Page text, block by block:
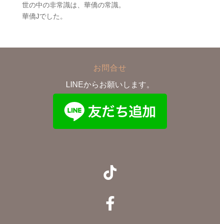
世の中の非常識は、華僑の常識。
華僑Jでした。
お問合せ
LINEからお願いします。

